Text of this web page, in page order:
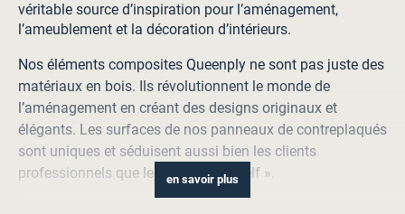
véritable source d’inspiration pour l’aménagement,
l’ameublement et la décoration d’intérieurs.
Nos éléments composites Queenply ne sont pas juste des
matériaux en bois. Ils révolutionnent le monde de
l’aménagement en créant des designs originaux et
élégants. Les surfaces de nos panneaux de contreplaqués
sont uniques et séduisent aussi bien les clients
professionnels que les « Do it yourself ».
en savoir plus